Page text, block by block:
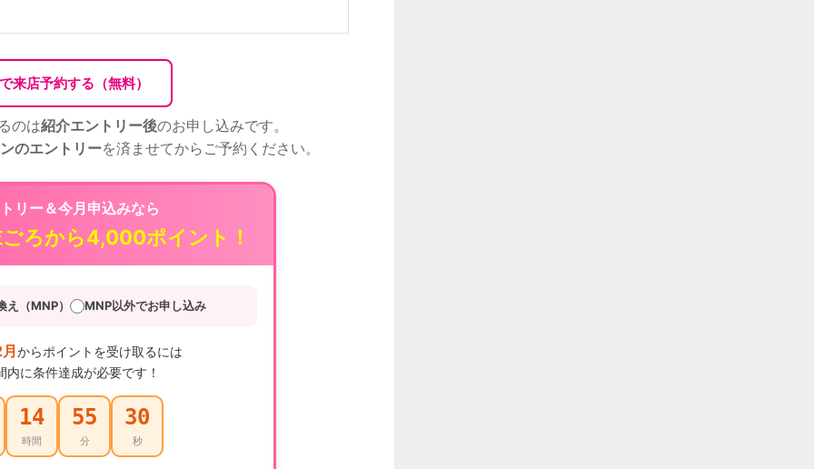
来店予約する（無料）
のは紹介エントリー後のお申し込みです。
のエントリーを済ませてからご予約ください。
リー＆今月申込みなら
ろから4,000ポイント！
え（MNP） MNP以外でお申し込み
からポイントを受け取るには
内に条件達成が必要です！
14
時間
55
分
29
秒